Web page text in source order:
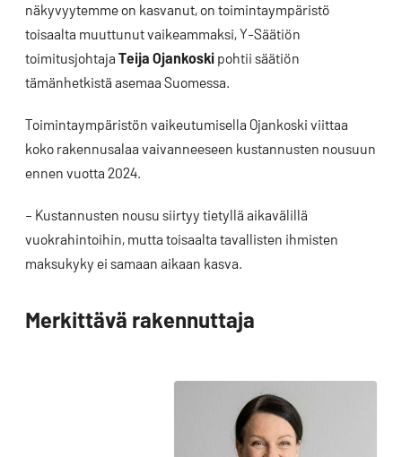
näkyvyytemme on kasvanut, on toimintaympäristö
toisaalta muuttunut vaikeammaksi, Y-Säätiön
toimitusjohtaja Teija Ojankoski pohtii säätiön
tämänhetkistä asemaa Suomessa.
Toimintaympäristön vaikeutumisella Ojankoski viittaa
koko rakennusalaa vaivanneeseen kustannusten nousuun
ennen vuotta 2024.
– Kustannusten nousu siirtyy tietyllä aikavälillä
vuokrahintoihin, mutta toisaalta tavallisten ihmisten
maksukyky ei samaan aikaan kasva.
Merkittävä rakennuttaja